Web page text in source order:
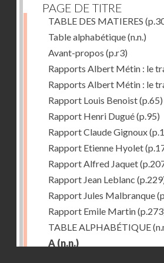
PAGE DE TITRE
TABLE DES MATIERES
Table alphabétique(n.n.)
Avant-propos (p.r3)
Rapports Albert Métin : le
Rapports Albert Métin : le
Rapport Louis Benoist(p.65)
Rapport Henri Dugué(p.95)
Rapport Claude Gignoux
Rapport Etienne Hyolet
Rapport Alfred Jaquet
Rapport Jean Leblanc
Rapport Jules Malbranque
Rapport Emile Martin
TABLE ALPHABÉTIQUE
A (n.n.)